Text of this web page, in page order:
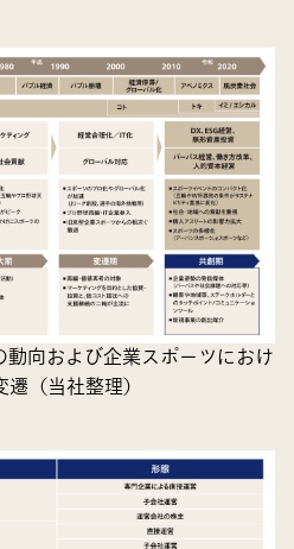
向および企業スポーツにおけ
（当社整理）